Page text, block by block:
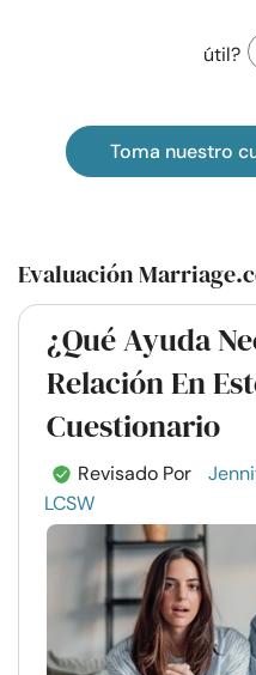
útil?
Toma nuestro
Evaluación
¿Qué Ayuda
Relación En
Cuestionario
Revisado Por
LCSW